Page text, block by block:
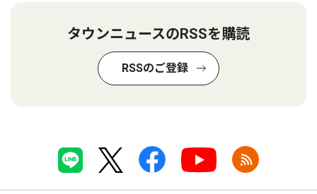
タウンニュースのRSSを購読
RSSのご登録